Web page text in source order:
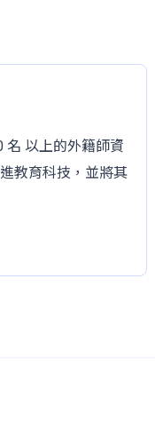
名 以上的外籍師資
教育科技，並將其